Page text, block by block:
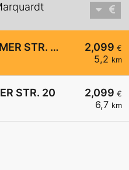
2,099 €
5,2 km
JET POTSDAM POTSDAMER STR. 164
2,099 €
6,7 km
STR. 20